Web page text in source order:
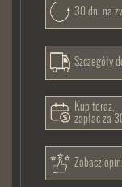
30 dni na
Szczegóły
Kup teraz,
zapłać za
Zobacz